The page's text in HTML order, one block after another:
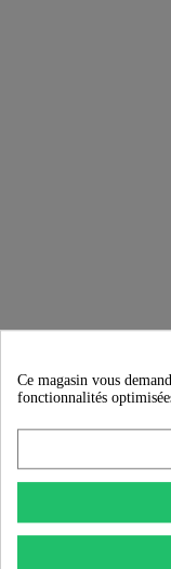
Ce magasin vous
fonctionnalités